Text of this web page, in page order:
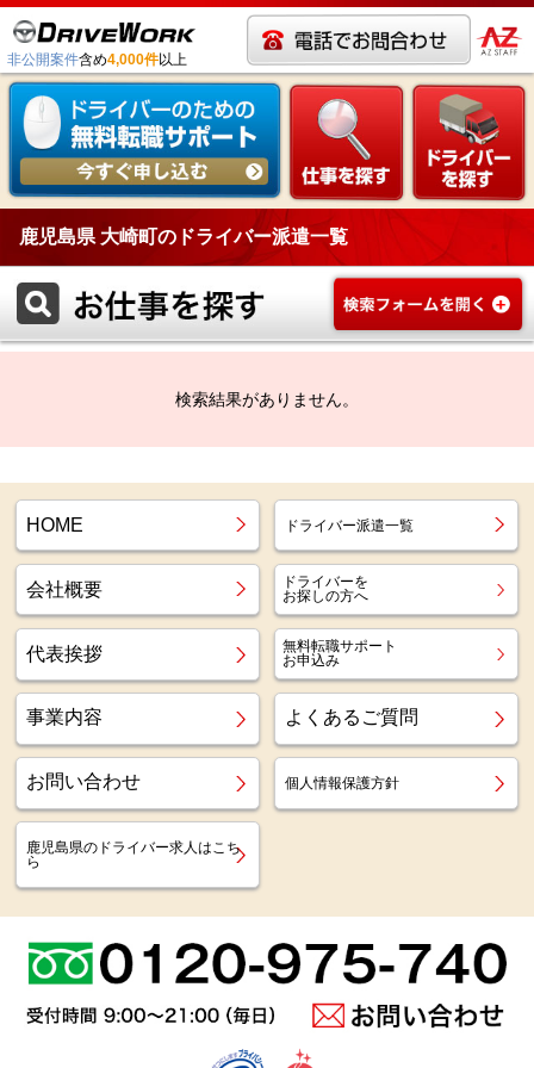
非公開案件含め4,000件以上
鹿児島県 大崎町のドライバー派遣一覧
検索結果がありません。
HOME ドライバー派遣一覧
会社概要
ドライバーを
お探しの方へ
代表挨拶
無料転職サポート
お申込み
事業内容 よくあるご質問
お問い合わせ 個人情報保護方針
鹿児島県のドライバー求人はこち
ら